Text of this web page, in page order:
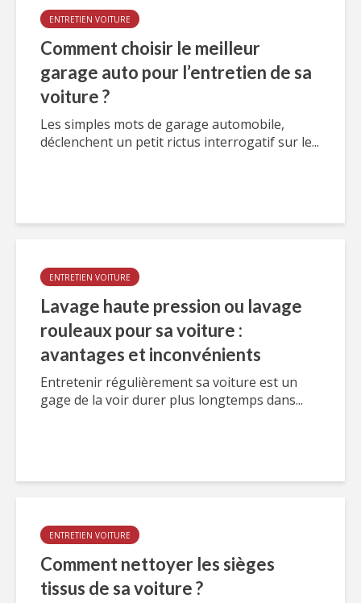
ENTRETIEN VOITURE
Comment choisir le meilleur
garage auto pour l’entretien de sa
voiture ?
Les simples mots de garage automobile,
déclenchent un petit rictus interrogatif sur le...
ENTRETIEN VOITURE
Lavage haute pression ou lavage
rouleaux pour sa voiture :
avantages et inconvénients
Entretenir régulièrement sa voiture est un
gage de la voir durer plus longtemps dans...
ENTRETIEN VOITURE
Comment nettoyer les sièges
tissus de sa voiture ?